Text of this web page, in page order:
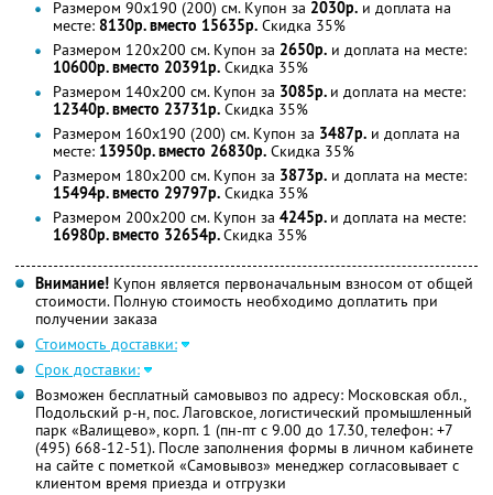
Размером 90х190 (200) см. Купон за 2030р. и доплата на
месте: 8130р. вместо 15635р. Скидка 35%
Размером 120х200 см. Купон за 2650р. и доплата на месте:
10600р. вместо 20391р. Скидка 35%
Размером 140х200 см. Купон за 3085р. и доплата на месте:
12340р. вместо 23731р. Скидка 35%
Размером 160х190 (200) см. Купон за 3487р. и доплата на
месте: 13950р. вместо 26830р. Скидка 35%
Размером 180х200 см. Купон за 3873р. и доплата на месте:
15494р. вместо 29797р. Скидка 35%
Размером 200х200 см. Купон за 4245р. и доплата на месте:
16980р. вместо 32654р.Скидка 35%
Внимание! Купон является первоначальным взносом от общей
стоимости. Полную стоимость необходимо доплатить при
получении заказа
Стоимость доставки:
Срок доставки:
Возможен бесплатный самовывоз по адресу: Московская обл.,
Подольский р-н, пос. Лаговское, логистический промышленный
парк «Валищево», корп. 1 (пн-пт с 9.00 до 17.30, телефон: +7
(495) 668-12-51). После заполнения формы в личном кабинете
на сайте с пометкой «Самовывоз» менеджер согласовывает с
клиентом время приезда и отгрузки